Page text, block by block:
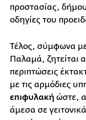
προστασίας,
οδηγίες του
Τέλος, σύμφωνα
Παλαμά, ζητείται
περιπτώσεις
με τις αρμόδιες
επιφυλακή ώστε,
άμεσα σε